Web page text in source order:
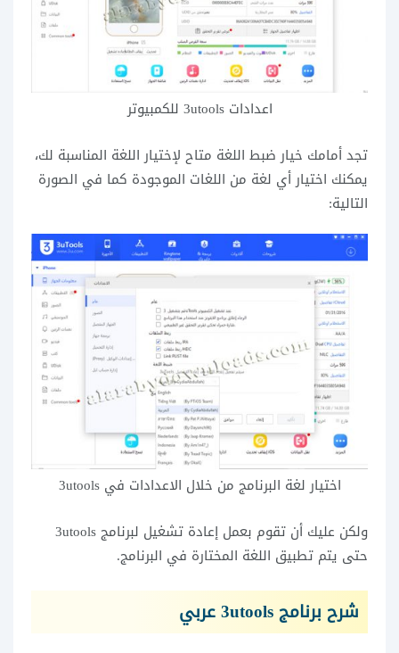
اعدادات 3utools للكمبيوتر
تجد أمامك خيار ضبط اللغة متاح لإختيار اللغة المناسبة لك،
يمكنك اختيار أي لغة من اللغات الموجودة كما في الصورة
التالية:
اختيار لغة البرنامج من خلال الاعدادات في 3utools
ولكن عليك أن تقوم بعمل إعادة تشغيل لبرنامج 3utools
حتى يتم تطبيق اللغة المختارة في البرنامج.
شرح برنامج 3utools عربي